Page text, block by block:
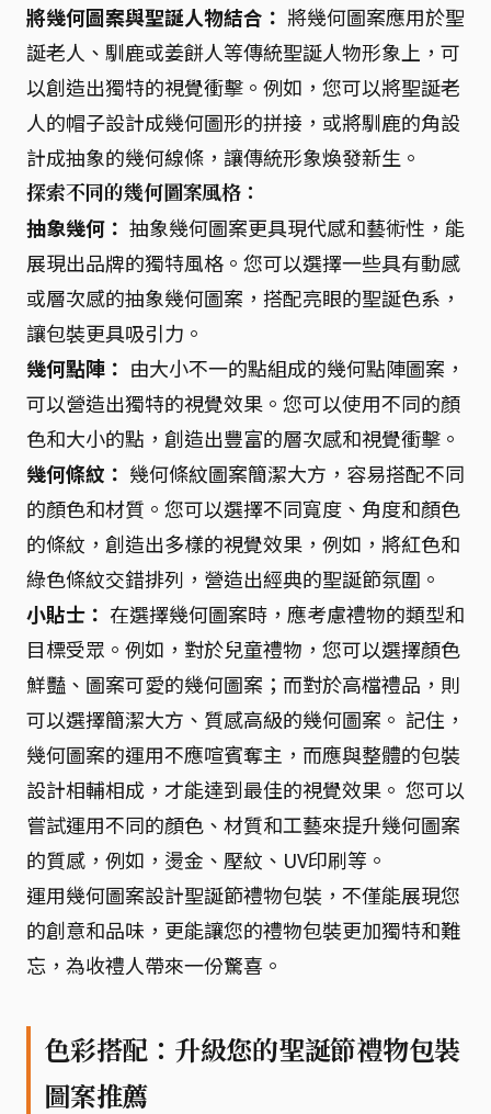
將幾何圖案與聖誕人物結合： 將幾何圖案應用於聖
誕老人、馴鹿或姜餅人等傳統聖誕人物形象上，可
以創造出獨特的視覺衝擊。例如，您可以將聖誕老
人的帽子設計成幾何圖形的拼接，或將馴鹿的角設
計成抽象的幾何線條，讓傳統形象煥發新生。
探索不同的幾何圖案風格：
抽象幾何： 抽象幾何圖案更具現代感和藝術性，能
展現出品牌的獨特風格。您可以選擇一些具有動感
或層次感的抽象幾何圖案，搭配亮眼的聖誕色系，
讓包裝更具吸引力。
幾何點陣： 由大小不一的點組成的幾何點陣圖案，
可以營造出獨特的視覺效果。您可以使用不同的顏
色和大小的點，創造出豐富的層次感和視覺衝擊。
幾何條紋： 幾何條紋圖案簡潔大方，容易搭配不同
的顏色和材質。您可以選擇不同寬度、角度和顏色
的條紋，創造出多樣的視覺效果，例如，將紅色和
綠色條紋交錯排列，營造出經典的聖誕節氛圍。
小貼士： 在選擇幾何圖案時，應考慮禮物的類型和
目標受眾。例如，對於兒童禮物，您可以選擇顏色
鮮豔、圖案可愛的幾何圖案；而對於高檔禮品，則
可以選擇簡潔大方、質感高級的幾何圖案。 記住，
幾何圖案的運用不應喧賓奪主，而應與整體的包裝
設計相輔相成，才能達到最佳的視覺效果。 您可以
嘗試運用不同的顏色、材質和工藝來提升幾何圖案
的質感，例如，燙金、壓紋、UV印刷等。
運用幾何圖案設計聖誕節禮物包裝，不僅能展現您
的創意和品味，更能讓您的禮物包裝更加獨特和難
忘，為收禮人帶來一份驚喜。
色彩搭配：升級您的聖誕節禮物包裝
圖案推薦